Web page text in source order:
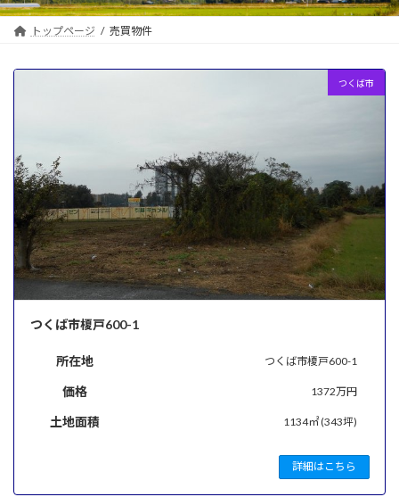
トップページ 売買物件
つくば市
つくば市榎戸600-1
詳細はこちら
所在地 つくば市榎戸600-1
価格 1372万円
土地面積 1134㎡ (343坪)